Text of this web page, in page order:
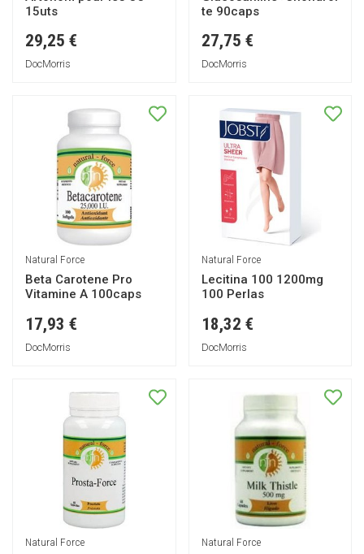
15uts
29,25 €
DocMorris
te 90caps
27,75 €
DocMorris
Natural Force
Beta Carotene Pro
Vitamine A 100caps
17,93 €
DocMorris
Natural Force
Lecitina 100 1200mg
100 Perlas
18,32 €
DocMorris
Natural Force Natural Force